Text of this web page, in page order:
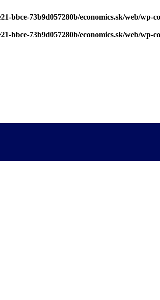
bbce-73b9d057280b/economics.sk/web/wp-
bbce-73b9d057280b/economics.sk/web/wp-